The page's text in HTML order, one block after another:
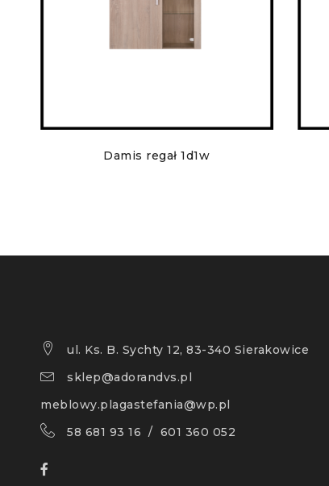
Damis regał 1d1w
ul. Ks. B. Sychty 12, 83-340 Sierakowice
sklep@adorandvs.pl
meblowy.plagastefania@wp.pl
58 681 93 16 / 601 360 052